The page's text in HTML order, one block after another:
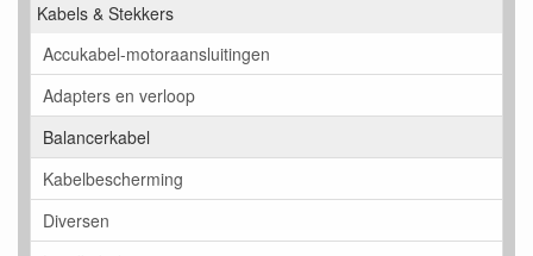
Kabels & Stekkers
Accukabel-motoraansluitingen
Adapters en verloop
Balancerkabel
Kabelbescherming
Diversen